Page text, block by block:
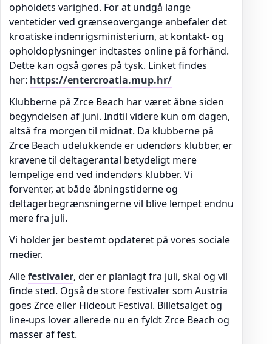
opholdets varighed. For at undgå lange
ventetider ved grænseovergange anbefaler det
kroatiske indenrigsministerium, at kontakt- og
opholdoplysninger indtastes online på forhånd.
Dette kan også gøres på tysk. Linket findes
her: https://entercroatia.mup.hr/
Klubberne på Zrce Beach har været åbne siden
begyndelsen af juni. Indtil videre kun om dagen,
altså fra morgen til midnat. Da klubberne på
Zrce Beach udelukkende er udendørs klubber, er
kravene til deltagerantal betydeligt mere
lempelige end ved indendørs klubber. Vi
forventer, at både åbningstiderne og
deltagerbegrænsningerne vil blive lempet endnu
mere fra juli.
Vi holder jer bestemt opdateret på vores sociale
medier.
Allefestivaler, der er planlagt fra juli, skal og vil
finde sted. Også de store festivaler som Austria
goes Zrce eller Hideout Festival. Billetsalget og
line-ups lover allerede nu en fyldt Zrce Beach og
masser af fest.